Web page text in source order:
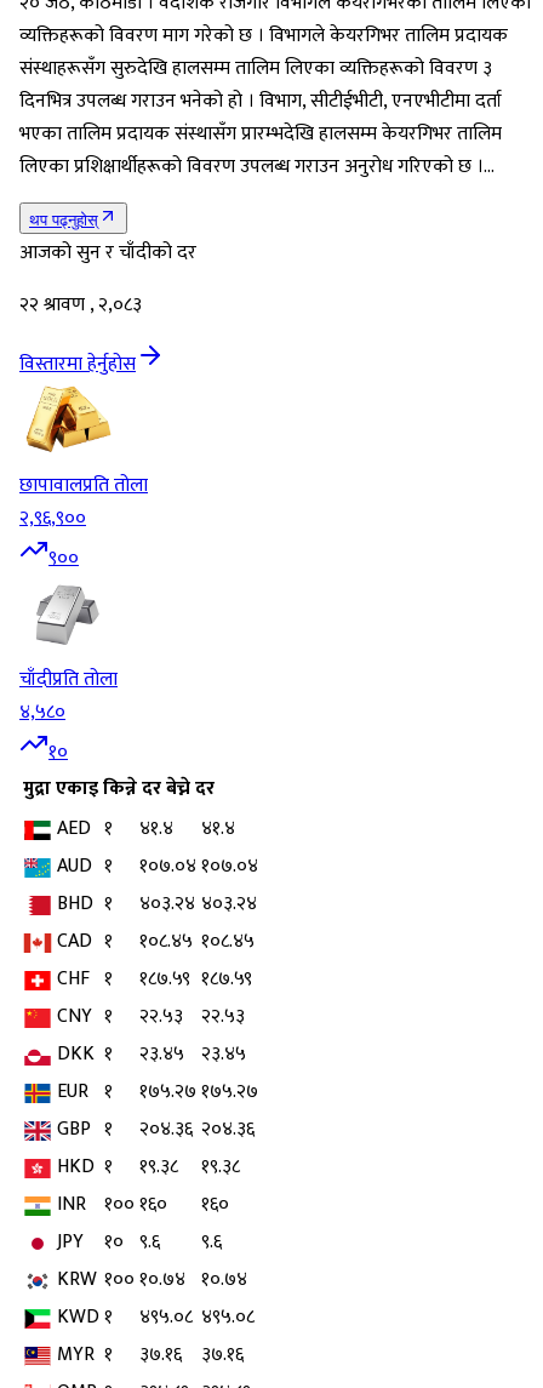
व्यक्तिहरूको विवरण माग गरेको छ । विभागले केयरगिभर तालिम प्रदायक
संस्थाहरूसँग सुरुदेखि हालसम्म तालिम लिएका व्यक्तिहरूको विवरण ३
दिनभित्र उपलब्ध गराउन भनेको हो । विभाग, सीटीईभीटी, एनएभीटीमा दर्ता
भएका तालिम प्रदायक संस्थासँग प्रारम्भदेखि हालसम्म केयरगिभर तालिम
लिएका प्रशिक्षार्थीहरूको विवरण उपलब्ध गराउन अनुरोध गरिएको छ ।…
थप पढ्नुहोस्
आजको सुन र चाँदीको दर
२२ श्रावण , २,०८३
विस्तारमा हेर्नुहोस
छापावालप्रति तोला
२,९६,९००
९००
चाँदीप्रति तोला
४,५८०
१०
मुद्राएकाइकिन्ने दरबेच्ने दर
AED १ ४१.४
४१.४
AUD १ १०७.०४१०७.०४
BHD १ ४०३.२४ ४०३.२४
CAD १ १०८.४५ १०८.४५
CHF १ १८७.५९ १८७.५९
CNY १ २२.५३
२२.५३
DKK १ २३.४५ २३.४५
EUR १ १७५.२७१७५.२७
GBP १ २०४.३६ २०४.३६
HKD १ १९.३८
१९.३८
INR १००१६०
१६०
JPY
१० ९.६
९.६
KRW १००१०.७४ १०.७४
KWD१ ४९५.०८ ४९५.०८
MYR १ ३७.१६
३७.१६